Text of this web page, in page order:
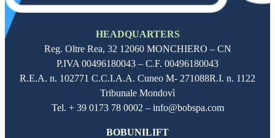
HEADQUARTERS
Reg. Oltre Rea, 32 12060 MONCHIERO – CN
P.IVA 00496180043 – C.F. 00496180043
R.E.A. n. 102771 C.C.I.A.A. Cuneo M- 271088R.I. n. 1122
Tribunale Mondovì
Tel. + 39 0173 78 0002 – info@bobspa.com
BOBUNILIFT